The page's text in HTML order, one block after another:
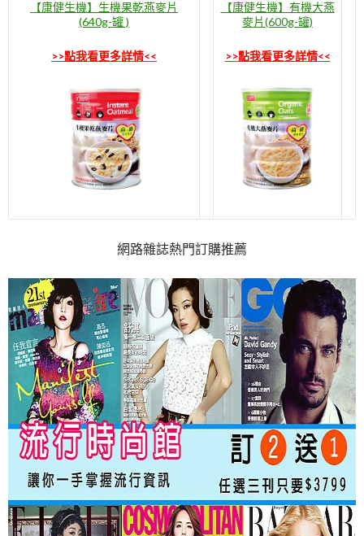
【康健生機】生機果乾燕麥片
(640g-罐 )
>>點我看更多詳情<<
【康健生機】有機大燕
麥片(600g-罐)
>>點我看更多詳情<<
網路雜誌熱門訂購推薦